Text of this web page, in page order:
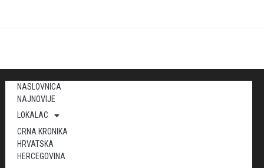
NASLOVNICA
NAJNOVIJE
LOKALAC
CRNA KRONIKA
HRVATSKA
HERCEGOVINA